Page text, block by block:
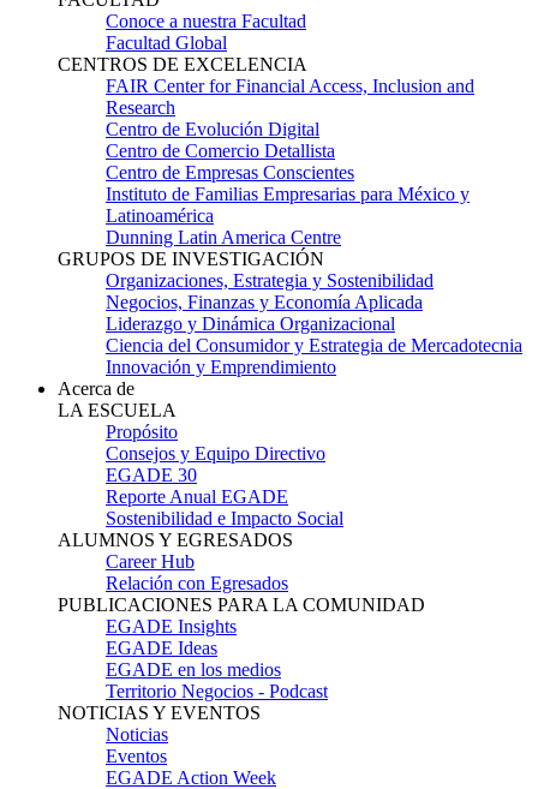
Conoce a nuestra Facultad
Facultad Global
CENTROS DE EXCELENCIA
FAIR Center for Financial Access, Inclusion and
Research
Centro de Evolución Digital
Centro de Comercio Detallista
Centro de Empresas Conscientes
Instituto de Familias Empresarias para México y
Latinoamérica
Dunning Latin America Centre
GRUPOS DE INVESTIGACIÓN
Organizaciones, Estrategia y Sostenibilidad
Negocios, Finanzas y Economía Aplicada
Liderazgo y Dinámica Organizacional
Ciencia del Consumidor y Estrategia de Mercadotecnia
Innovación y Emprendimiento
Acerca de
LA ESCUELA
Propósito
Consejos y Equipo Directivo
EGADE 30
Reporte Anual EGADE
Sostenibilidad e Impacto Social
ALUMNOS Y EGRESADOS
Career Hub
Relación con Egresados
PUBLICACIONES PARA LA COMUNIDAD
EGADE Insights
EGADE Ideas
EGADE en los medios
Territorio Negocios - Podcast
NOTICIAS Y EVENTOS
Noticias
Eventos
EGADE Action Week